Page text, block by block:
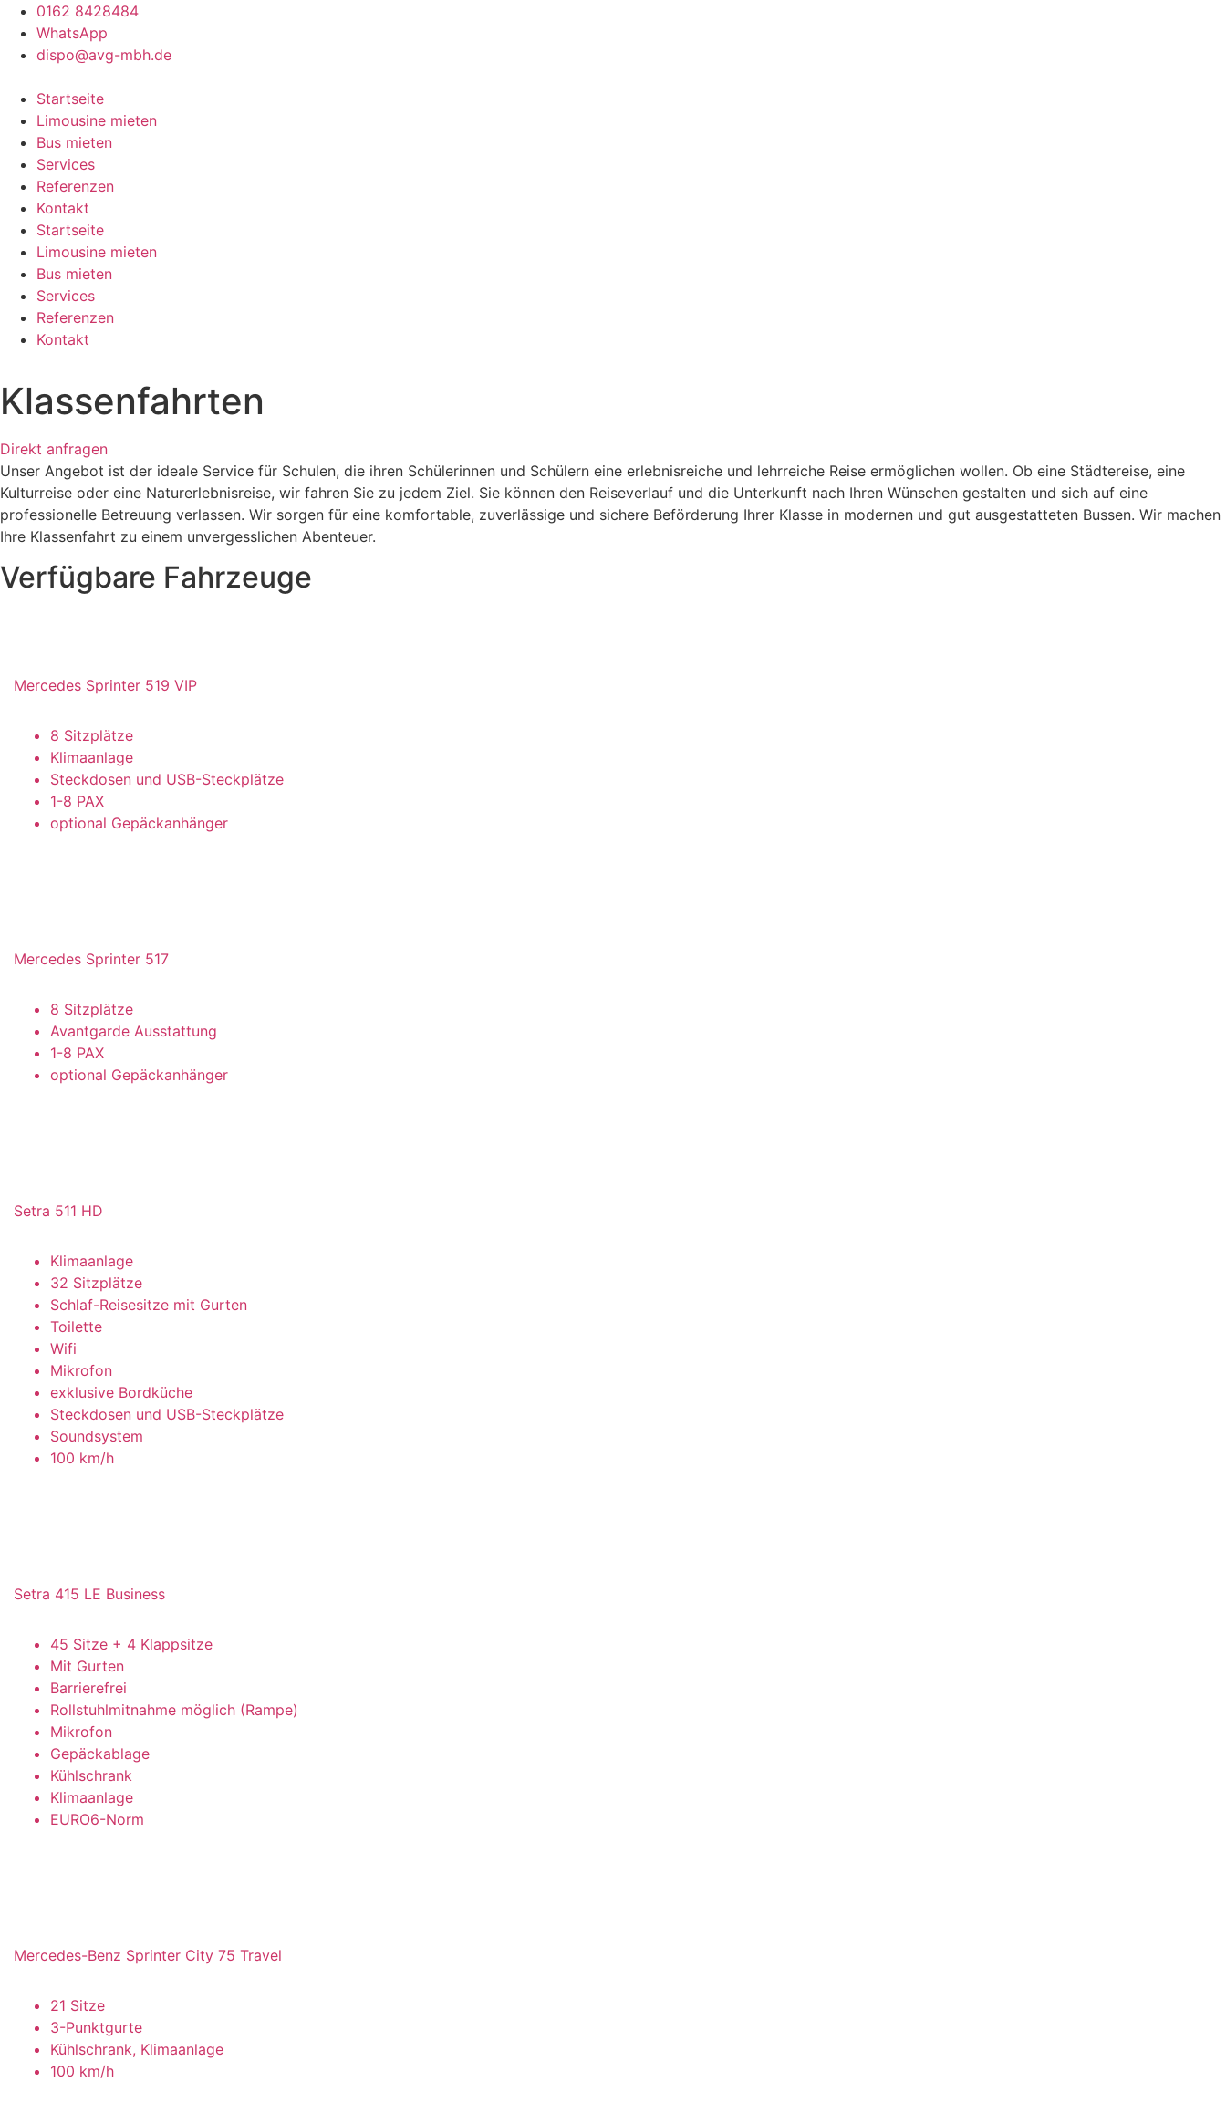
Zum
Inhalt
springen
0162 8428484
WhatsApp
dispo@avg-mbh.de
Startseite
Limousine mieten
Bus mieten
Services
Referenzen
Kontakt
Startseite
Limousine mieten
Bus mieten
Services
Referenzen
Kontakt
Klassenfahrten
Direkt anfragen
Unser Angebot ist der ideale Service für Schulen, die ihren Schülerinnen und Schülern eine erlebnisreiche und lehrreiche Reise ermöglichen wollen. Ob eine Städtereise, eine
Kulturreise oder eine Naturerlebnisreise, wir fahren Sie zu jedem Ziel. Sie können den Reiseverlauf und die Unterkunft nach Ihren Wünschen gestalten und sich auf eine
professionelle Betreuung verlassen. Wir sorgen für eine komfortable, zuverlässige und sichere Beförderung Ihrer Klasse in modernen und gut ausgestatteten Bussen. Wir machen
Ihre Klassenfahrt zu einem unvergesslichen Abenteuer.
Verfügbare Fahrzeuge
Mercedes Sprinter 519 VIP
8 Sitzplätze
Klimaanlage
Steckdosen und USB-Steckplätze
1-8 PAX
optional Gepäckanhänger
Mercedes Sprinter 517
8 Sitzplätze
Avantgarde Ausstattung
1-8 PAX
optional Gepäckanhänger
Setra 511 HD
Klimaanlage
32 Sitzplätze
Schlaf-Reisesitze mit Gurten
Toilette
Wifi
Mikrofon
exklusive Bordküche
Steckdosen und USB-Steckplätze
Soundsystem
100 km/h
Setra 415 LE Business
45 Sitze + 4 Klappsitze
Mit Gurten
Barrierefrei
Rollstuhlmitnahme möglich (Rampe)
Mikrofon
Gepäckablage
Kühlschrank
Klimaanlage
EURO6-Norm
Mercedes-Benz Sprinter City 75 Travel
21 Sitze
3-Punktgurte
Kühlschrank, Klimaanlage
100 km/h